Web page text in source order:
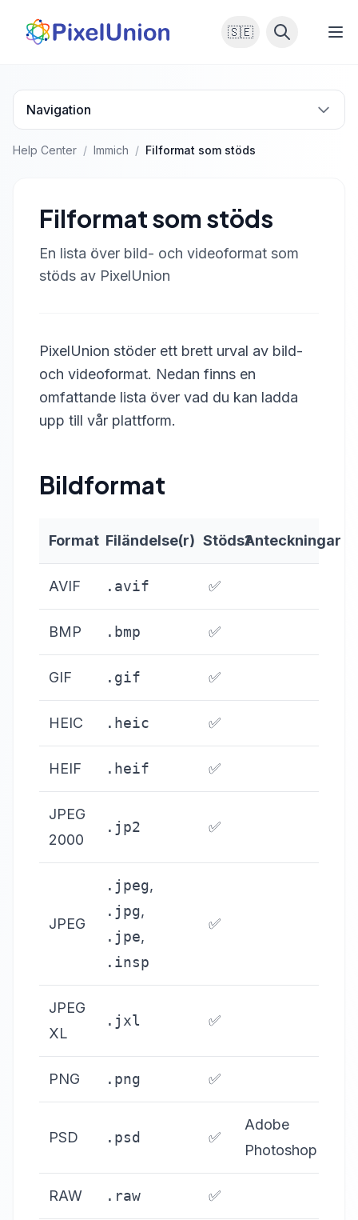
🇸🇪
Navigation
Help Center / Immich / Filformat som stöds
Filformat som stöds
En lista över bild- och videoformat som
stöds av PixelUnion
PixelUnion stöder ett brett urval av bild-
och videoformat. Nedan finns en
omfattande lista över vad du kan ladda
upp till vår plattform.
Bildformat
Format Filändelse(r) Stöds?Anteckningar
AVIF .avif ✅
BMP .bmp ✅
GIF .gif ✅
HEIC .heic ✅
HEIF .heif ✅
JPEG
2000
.jp2 ✅
JPEG
.jpeg,
.jpg,
.jpe,
.insp
✅
JPEG
XL
.jxl ✅
PNG .png ✅
PSD .psd ✅
Adobe
Photoshop
RAW .raw ✅